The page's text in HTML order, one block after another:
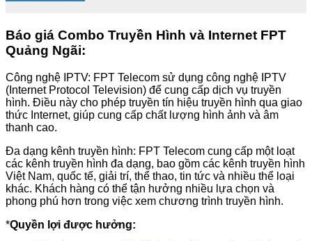
Báo giá Combo Truyền Hình và Internet FPT
Quảng Ngãi:
Công nghệ IPTV: FPT Telecom sử dụng công nghệ IPTV
(Internet Protocol Television) để cung cấp dịch vụ truyền
hình. Điều này cho phép truyền tín hiệu truyền hình qua giao
thức Internet, giúp cung cấp chất lượng hình ảnh và âm
thanh cao.
Đa dạng kênh truyền hình: FPT Telecom cung cấp một loạt
các kênh truyền hình đa dạng, bao gồm các kênh truyền hình
Việt Nam, quốc tế, giải trí, thể thao, tin tức và nhiều thể loại
khác. Khách hàng có thể tận hưởng nhiều lựa chọn và
phong phú hơn trong việc xem chương trình truyền hình.
*Quyền lợi được hưởng: